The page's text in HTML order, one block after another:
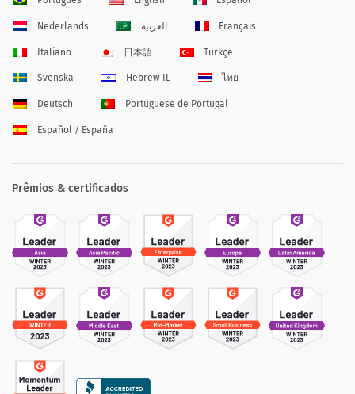
Nederlands العربية Français
Italiano 日本語 Türkçe
Svenska Hebrew IL ไทย
Deutsch Portuguese de Portugal
Español / España
Prêmios & certificados